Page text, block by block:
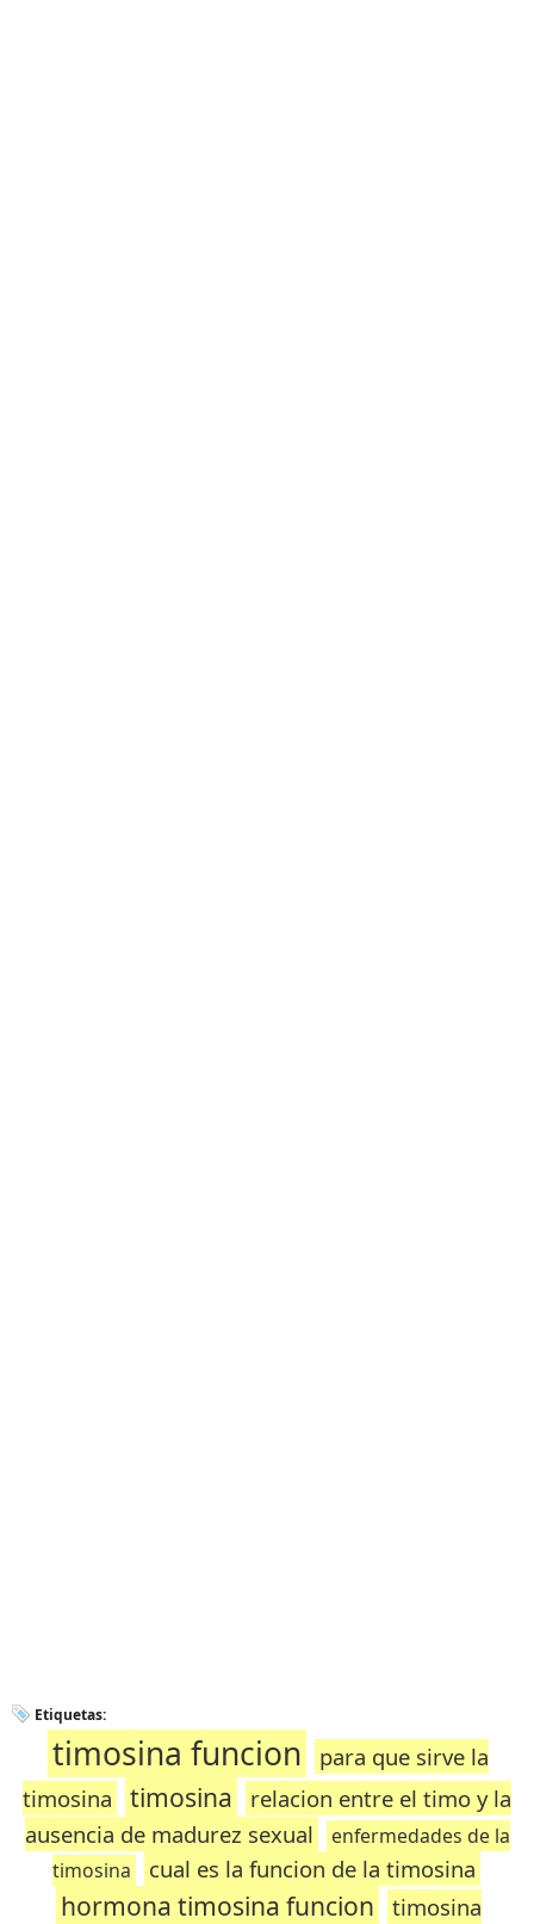
Etiquetas:
timosina funcion
para que sirve la
timosina
timosina
relacion entre el timo y la
ausencia de madurez sexual
enfermedades de la
timosina
cual es la funcion de la timosina
hormona timosina funcion
timosina